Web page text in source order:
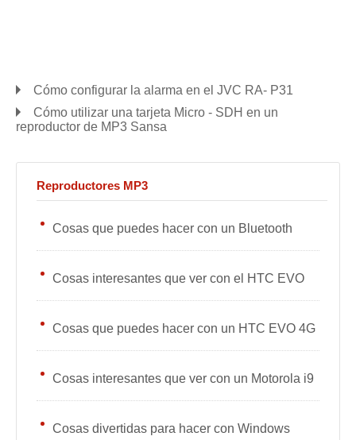
Cómo configurar la alarma en el JVC RA- P31
Cómo utilizar una tarjeta Micro - SDH en un
reproductor de MP3 Sansa
Reproductores MP3
Cosas que puedes hacer con un Bluetooth
Cosas interesantes que ver con el HTC EVO
Cosas que puedes hacer con un HTC EVO 4G
Cosas interesantes que ver con un Motorola i9
Cosas divertidas para hacer con Windows